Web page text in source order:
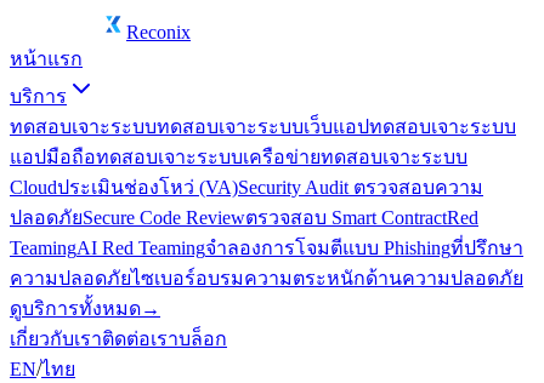
Reconix
หน้าแรก
บริการ
ทดสอบเจาะระบบทดสอบเจาะระบบเว็บแอปทดสอบเจาะระบบ
แอปมือถือทดสอบเจาะระบบเครือข่ายทดสอบเจาะระบบ
Cloudประเมินช่องโหว่ (VA)Security Audit ตรวจสอบความ
ปลอดภัยSecure Code Reviewตรวจสอบ Smart ContractRed
TeamingAI Red Teamingจำลองการโจมตีแบบ Phishingที่ปรึกษา
ความปลอดภัยไซเบอร์อบรมความตระหนักด้านความปลอดภัย
ดูบริการทั้งหมด→
เกี่ยวกับเราติดต่อเราบล็อก
EN/ไทย